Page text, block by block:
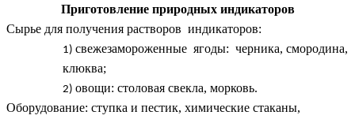
Приготовление природных индикаторов
Сырье для получения растворов индикаторов:
свежезамороженные ягоды: черника, смородина,
клюква;
овощи: столовая свекла, морковь.
Оборудование: ступка и пестик, химические стаканы,